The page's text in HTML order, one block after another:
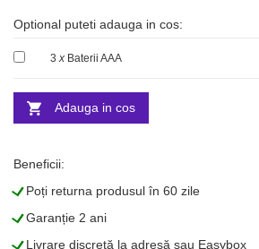
Optional puteti adauga in cos:
3x Baterii AAA
Adauga in cos
Beneficii:
LPoți returna produsul în 60 zile
LGaranție 2 ani
LLivrare discretă la adresă sau Easybox